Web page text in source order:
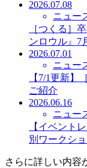
2026.07.08
ニュー
［つくる］
ンロウル』7
2026.07.01
ニュー
【7/1更新】
ご紹介
2026.06.16
ニュー
【イベント
別ワークショ
さらに詳しい内容